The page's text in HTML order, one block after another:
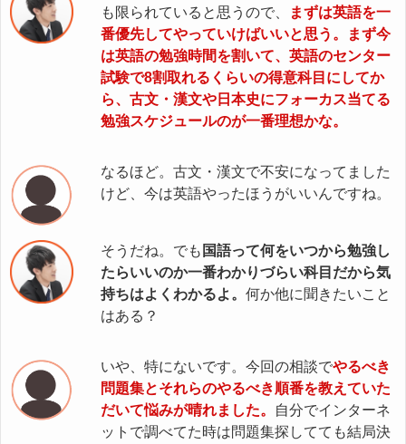
も限られていると思うので、
まずは英語を一
番優先してやっていけばいいと思う。まず今
は英語の勉強時間を割いて、英語のセンター
試験で8割取れるくらいの得意科目にしてか
ら、古文・漢文や日本史にフォーカス当てる
勉強スケジュールのが一番理想かな。
なるほど。古文・漢文で不安になってました
けど、今は英語やったほうがいいんですね。
そうだね。でも 国語って何をいつから勉強し
たらいいのか一番わかりづらい科目だから気
持ちはよくわかるよ。 何か他に聞きたいこと
はある？
いや、特にないです。今回の相談でやるべき
問題集とそれらのやるべき順番を教えていた
だいて悩みが晴れました。
自分でインターネ
ットで調べてた時は問題集探してても結局決